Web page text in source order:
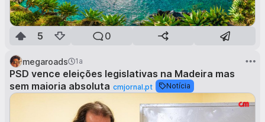
5 0
megaroads 1a
PSD vence eleições legislativas na Madeira mas
sem maioria absoluta cmjornal.pt Notícia